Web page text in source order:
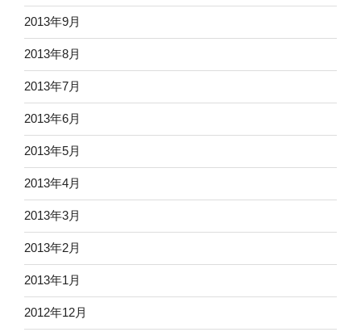
2013年9月
2013年8月
2013年7月
2013年6月
2013年5月
2013年4月
2013年3月
2013年2月
2013年1月
2012年12月